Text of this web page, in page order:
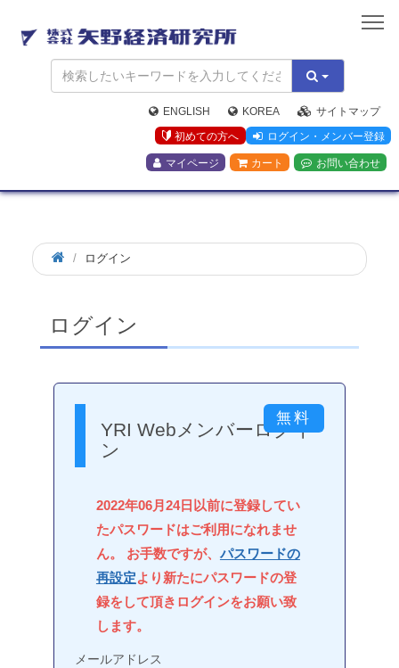
矢
野
経
済
研
究
所
ENGLISH KOREA
サイトマップ
初めての方へ
ログイン・メンバー登録
マイページ カート お問い合わせ
ログイン
ログイン
YRI Webメンバーログイ
ン
2022年06月24日以前に登録してい
たパスワードはご利用になれませ
ん。 お手数ですが、 パスワードの
再設定より新たにパスワードの登
録をして頂きログインをお願い致
します。
メールアドレス